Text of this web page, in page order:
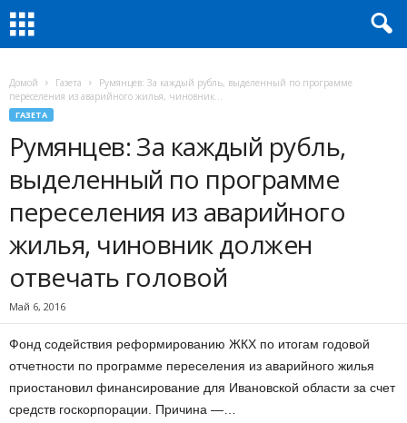
Домой Газета
Румянцев: За каждый рубль, выделенный по программе
переселения из аварийного жилья, чиновник...
ГАЗЕТА
Румянцев: За каждый рубль,
выделенный по программе
переселения из аварийного
жилья, чиновник должен
отвечать головой
Май 6, 2016
Фонд содействия реформированию ЖКХ по итогам годовой
отчетности по программе переселения из аварийного жилья
приостановил финансирование для Ивановской области за счет
средств госкорпорации. Причина —…